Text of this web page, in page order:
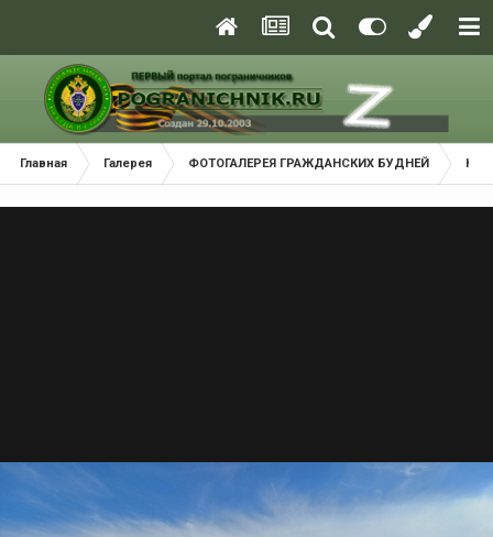
Главная Галерея ФОТОГАЛЕРЕЯ ГРАЖДАНСКИХ БУДНЕЙ